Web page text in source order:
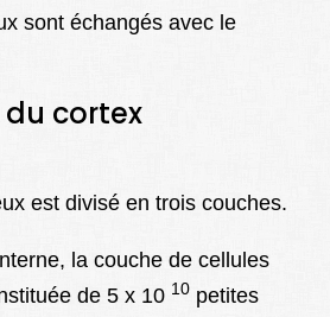
sont échangés avec le
du cortex
est divisé en trois couches.
la couche de cellules
de 5 x 10 10 petites